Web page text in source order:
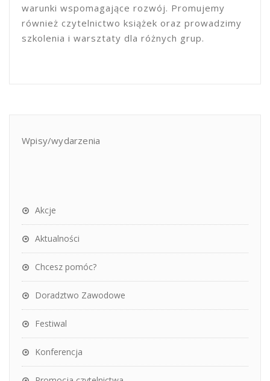
warunki wspomagające rozwój. Promujemy
również czytelnictwo książek oraz prowadzimy
szkolenia i warsztaty dla różnych grup.
Wpisy/wydarzenia
Akcje
Aktualności
Chcesz pomóc?
Doradztwo Zawodowe
Festiwal
Konferencja